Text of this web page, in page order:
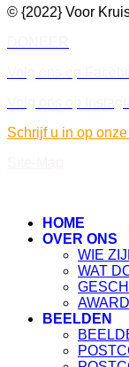
© {2022} Voor
Schrijf u in op
HOME
OVER ONS
WIE
WAT
BEELDEN